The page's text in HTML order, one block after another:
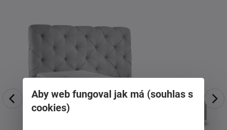
Aby web fungoval jak má (souhlas s
cookies)